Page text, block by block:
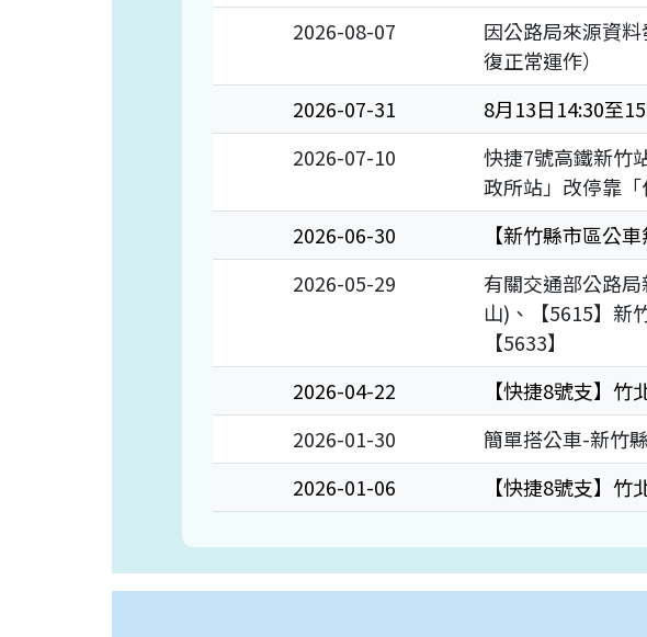
2026-08-07
因公路局來源資
復正常運作）
2026-07-31
8月13日14:30至
2026-07-10
快捷7號高鐵新竹
政所站」改停靠
2026-06-30
【新竹縣市區公
2026-05-29
有關交通部公路
山)、【5615】新
【5633】
2026-04-22
【快捷8號支】
2026-01-30
簡單搭公車-新竹
2026-01-06
【快捷8號支】